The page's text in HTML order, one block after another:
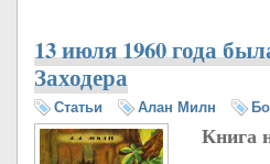
13 июля 1960 года
Заходера
Статьи Алан Милн
Книга